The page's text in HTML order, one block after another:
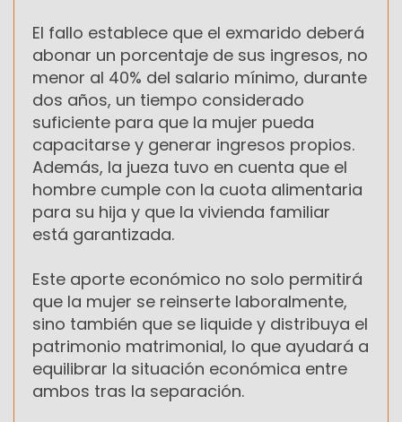
El fallo establece que el exmarido deberá
abonar un porcentaje de sus ingresos, no
menor al 40% del salario mínimo, durante
dos años, un tiempo considerado
suficiente para que la mujer pueda
capacitarse y generar ingresos propios.
Además, la jueza tuvo en cuenta que el
hombre cumple con la cuota alimentaria
para su hija y que la vivienda familiar
está garantizada.
Este aporte económico no solo permitirá
que la mujer se reinserte laboralmente,
sino también que se liquide y distribuya el
patrimonio matrimonial, lo que ayudará a
equilibrar la situación económica entre
ambos tras la separación.